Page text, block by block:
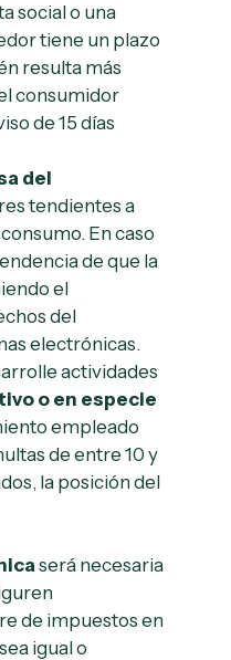
social o una
tiene un plazo
resulta más
consumidor
de 15 días
del
tendientes a
En caso
de que la
el
del
electrónicas.
actividades
o en especie
empleado
de entre 10 y
la posición del
será necesaria
de impuestos en
igual o